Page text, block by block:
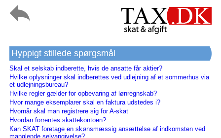
Hyppigt stillede spørgsmål
Skal et selskab indberette, hvis de ansatte får aktier?
Hvilke oplysninger skal indberettes ved udlejning af et sommerhus via
et udlejningsbureau?
Hvilke regler gælder for opbevaring af lønregnskab?
Hvor mange eksemplarer skal en faktura udstedes i?
Hvornår skal man registrere sig for A-skat
Hvordan forrentes skattekontoen?
Kan SKAT foretage en skønsmæssig ansættelse af indkomsten ved
manglende selvangivelse?